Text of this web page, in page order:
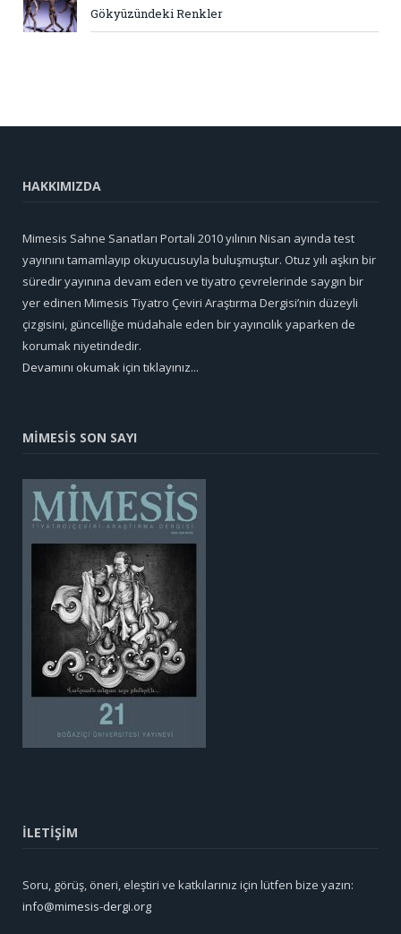
Gökyüzündeki Renkler
HAKKIMIZDA
Mimesis Sahne Sanatları Portali 2010 yılının Nisan ayında test
yayınını tamamlayıp okuyucusuyla buluşmuştur. Otuz yılı aşkın bir
süredir yayınına devam eden ve tiyatro çevrelerinde saygın bir
yer edinen Mimesis Tiyatro Çeviri Araştırma Dergisi’nin düzeyli
çizgisini, güncelliğe müdahale eden bir yayıncılık yaparken de
korumak niyetindedir.
Devamını okumak için tıklayınız...
MİMESİS SON SAYI
İLETİŞİM
Soru, görüş, öneri, eleştiri ve katkılarınız için lütfen bize yazın:
info@mimesis-dergi.org